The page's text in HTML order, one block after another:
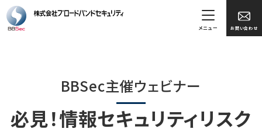
お問い合わせ
メニュー
BBSec主催ウェビナー
必見！情報セキュリティリスク